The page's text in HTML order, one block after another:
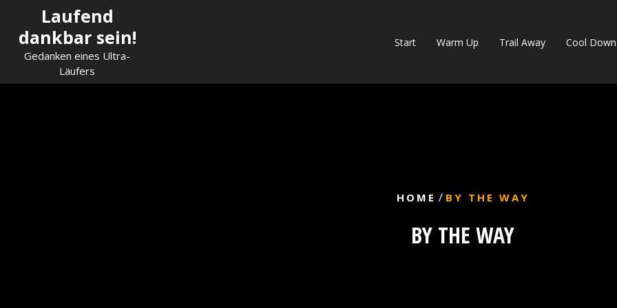
content
Laufend
dankbar sein!
Gedanken eines Ultra-
Läufers
Start Warm Up Trail Away Cool Down
HOME / BY THE WAY
BY THE WAY